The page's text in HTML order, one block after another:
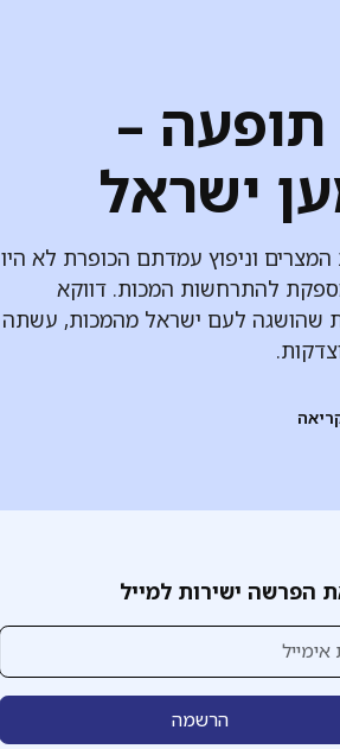
תופעה –
ישראל
וניפוץ עמדתם הכופרת לא היו
להתרחשות המכות. דווקא
שהושגה לעם ישראל מהמכות, עשתה
הפרשה ישירות למייל